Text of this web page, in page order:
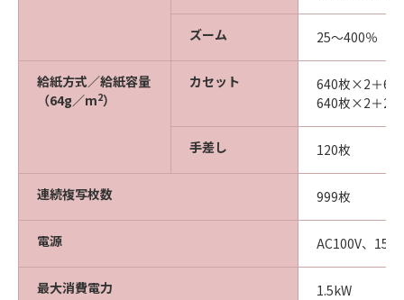
ズーム 25～400％（1
給紙方式／給紙容量
（64g／m2）
カセット
640枚×2＋
640枚×2＋
手差し 120枚
連続複写枚数 999枚
電源 AC100V、15A
最大消費電力 1.5kW